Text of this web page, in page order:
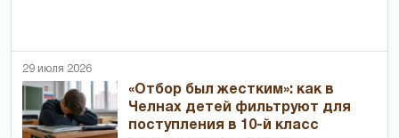
29 июля 2026
«Отбор был жестким»: как в
Челнах детей фильтруют для
поступления в 10-й класс